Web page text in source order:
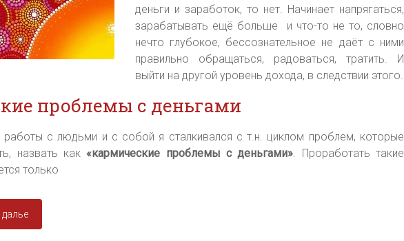
деньги и заработок, то нет. Начинает напрягаться,
зарабатывать ещё больше и что-то не то, словно
нечто глубокое, бессознательное не даёт с ними
правильно обращаться, радоваться, тратить. И
выйти на другой уровень дохода, в следствии этого.
проблемы с деньгами
работы с людьми и с собой я сталкивался с т.н. циклом проблем, которые
назвать как«кармические проблемы с деньгами». Проработать такие
только
далье